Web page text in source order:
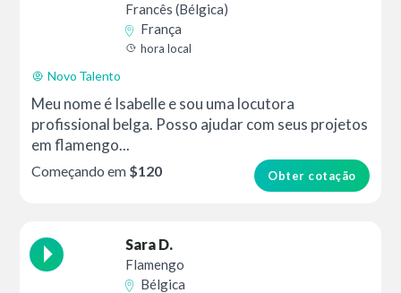
Francês (Bélgica)
França
hora local
Novo Talento
Meu nome é Isabelle e sou uma locutora
profissional belga. Posso ajudar com seus projetos
em flamengo...
Obter cotação
Começando em $120
Sara D.
Flamengo
Bélgica